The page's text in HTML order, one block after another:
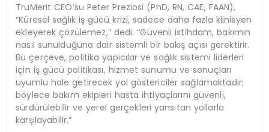
TruMerit CEO’su Peter Preziosi (PhD, RN, CAE, FAAN),
“Küresel sağlık iş gücü krizi, sadece daha fazla klinisyen
ekleyerek çözülemez,” dedi. “Güvenli istihdam, bakımın
nasıl sunulduğuna dair sistemli bir bakış açısı gerektirir.
Bu çerçeve, politika yapıcılar ve sağlık sistemi liderleri
için iş gücü politikası, hizmet sunumu ve sonuçları
uyumlu hale getirecek yol göstericiler sağlamaktadır;
böylece bakım ekipleri hasta ihtiyaçlarını güvenli,
sürdürülebilir ve yerel gerçekleri yansıtan yollarla
karşılayabilir.”